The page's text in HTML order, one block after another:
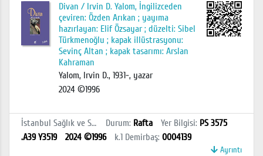
Divan / Irvin D. Yalom, İngilizceden
çeviren: Özden Arıkan ; yayıma
hazırlayan: Elif Özsayar ; düzelti: Sibel
Türkmenoğlu ; kapak illüstrasyonu:
Sevinç Altan ; kapak tasarımı: Arslan
Kahraman
Yalom, Irvin D., 1931-, yazar
2024 ©1996
İstanbul Sağlık ve Sosyal Bilimler MYO Kütüphanesi Durum: Rafta Yer Bilgisi: PS 3575
.A39 Y3519
2024 ©1996 k.1 Demirbaş: 0004139
Ayrıntı